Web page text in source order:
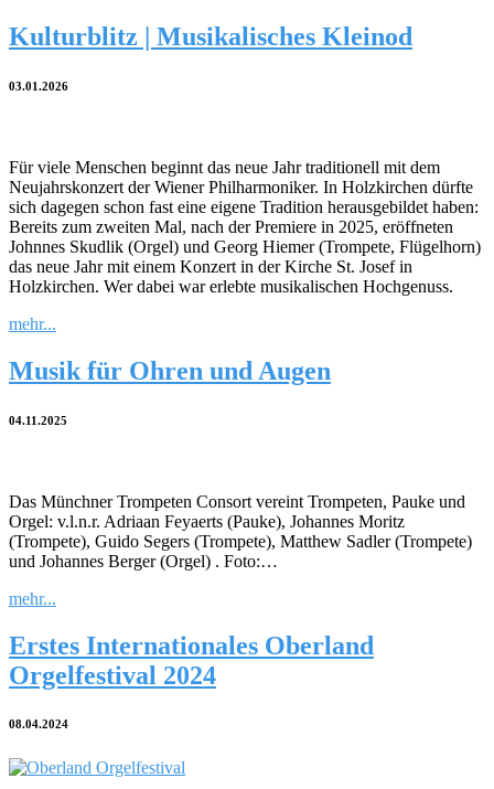
Kulturblitz | Musikalisches Kleinod
03.01.2026
Für viele Menschen beginnt das neue Jahr traditionell mit dem
Neujahrskonzert der Wiener Philharmoniker. In Holzkirchen dürfte
sich dagegen schon fast eine eigene Tradition herausgebildet haben:
Bereits zum zweiten Mal, nach der Premiere in 2025, eröffneten
Johnnes Skudlik (Orgel) und Georg Hiemer (Trompete, Flügelhorn)
das neue Jahr mit einem Konzert in der Kirche St. Josef in
Holzkirchen. Wer dabei war erlebte musikalischen Hochgenuss.
mehr...
Musik für Ohren und Augen
04.11.2025
Das Münchner Trompeten Consort vereint Trompeten, Pauke und
Orgel: v.l.n.r. Adriaan Feyaerts (Pauke), Johannes Moritz
(Trompete), Guido Segers (Trompete), Matthew Sadler (Trompete)
und Johannes Berger (Orgel) . Foto:…
mehr...
Erstes Internationales Oberland
Orgelfestival 2024
08.04.2024